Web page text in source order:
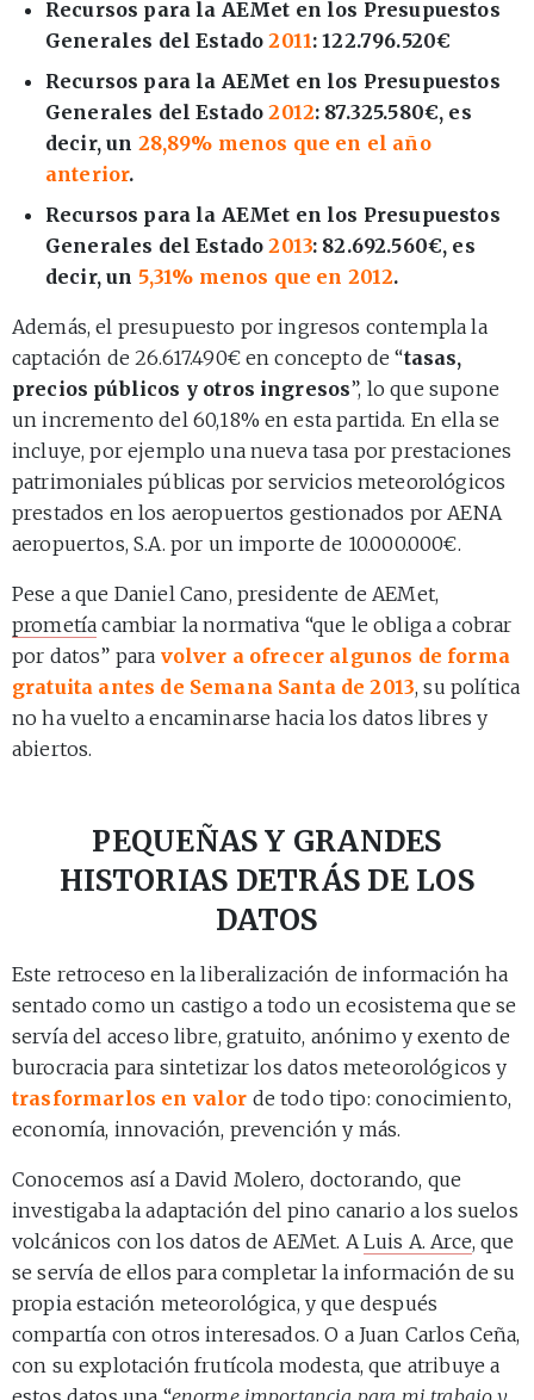
Recursos para la AEMet en los Presupuestos
Generales del Estado2011: 122.796.520€
Recursos para la AEMet en los Presupuestos
Generales del Estado2012: 87.325.580€, es
decir, un 28,89% menos que en el año
anterior.
Recursos para la AEMet en los Presupuestos
Generales del Estado2013: 82.692.560€, es
decir, un 5,31% menos que en 2012.
Además, el presupuesto por ingresos contempla la
captación de 26.617.490€ en concepto de “tasas,
precios públicos y otros ingresos”, lo que supone
un incremento del 60,18% en esta partida. En ella se
incluye, por ejemplo una nueva tasa por prestaciones
patrimoniales públicas por servicios meteorológicos
prestados en los aeropuertos gestionados por AENA
aeropuertos, S.A. por un importe de 10.000.000€.
Pese a que Daniel Cano, presidente de AEMet,
prometía cambiar la normativa “que le obliga a cobrar
por datos” para volver a ofrecer algunos de forma
gratuita antes de Semana Santa de 2013, su política
no ha vuelto a encaminarse hacia los datos libres y
abiertos.
PEQUEÑAS Y GRANDES
HISTORIAS DETRÁS DE LOS
DATOS
Este retroceso en la liberalización de información ha
sentado como un castigo a todo un ecosistema que se
servía del acceso libre, gratuito, anónimo y exento de
burocracia para sintetizar los datos meteorológicos y
trasformarlos en valor de todo tipo: conocimiento,
economía, innovación, prevención y más.
Conocemos así a David Molero, doctorando, que
investigaba la adaptación del pino canario a los suelos
volcánicos con los datos de AEMet. A Luis A. Arce, que
se servía de ellos para completar la información de su
propia estación meteorológica, y que después
compartía con otros interesados. O a Juan Carlos Ceña,
con su explotación frutícola modesta, que atribuye a